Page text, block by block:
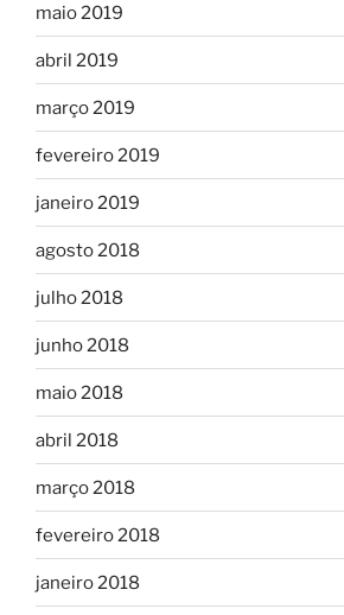
maio 2019
abril 2019
março 2019
fevereiro 2019
janeiro 2019
agosto 2018
julho 2018
junho 2018
maio 2018
abril 2018
março 2018
fevereiro 2018
janeiro 2018